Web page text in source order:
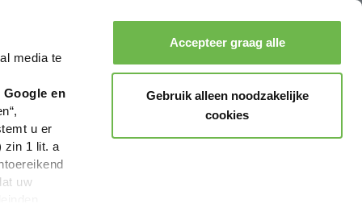
media te
en
u er
zin 1 lit. a
uw
Accepteer graag alle
Gebruik alleen noodzakelijke
cookies
Boeken Menu